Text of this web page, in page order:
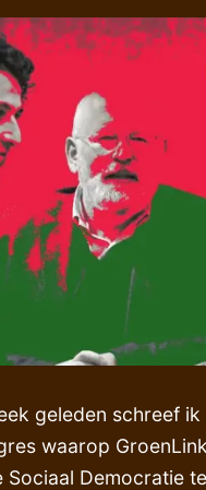
geleden schreef
waarop
Sociaal Democratie